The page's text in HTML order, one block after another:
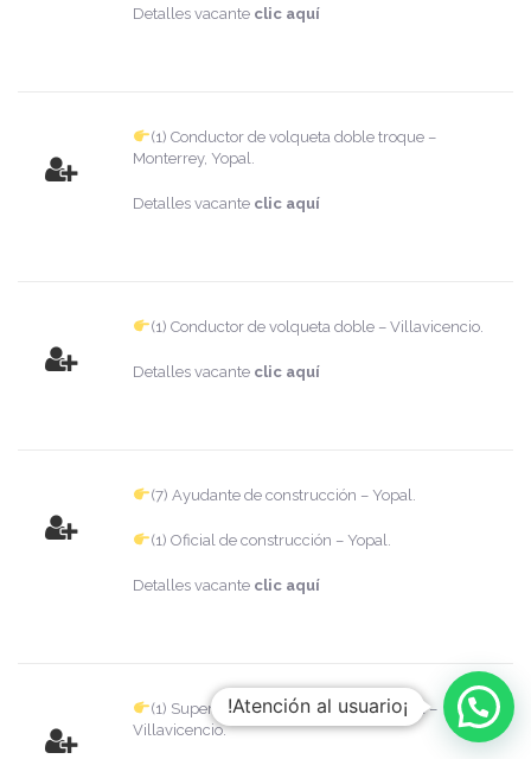
Detalles vacante clic aquí
(1) Conductor de volqueta doble troque –
Monterrey, Yopal.
Detalles vacante clic aquí
(1) Conductor de volqueta doble – Villavicencio.
Detalles vacante clic aquí
(7) Ayudante de construcción – Yopal.
(1) Oficial de construcción – Yopal.
Detalles vacante clic aquí
(1) Supervisor de campo oficina técnica –
Villavicencio.
!Atención al usuario¡